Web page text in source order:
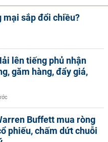
mại sắp đổi chiều?
lên tiếng phủ nhận
găm hàng, đẩy giá,
Buffett mua ròng
phiếu, chấm dứt chuỗi